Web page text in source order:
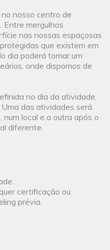
nosso centro de
Entre mergulhos
nas nossas espaçosas
que existem em
dia poderá tomar um
onde dispomos de
no dia da atividade,
das atividades será
local e a outra após o
diferente.
certificação ou
prévia.